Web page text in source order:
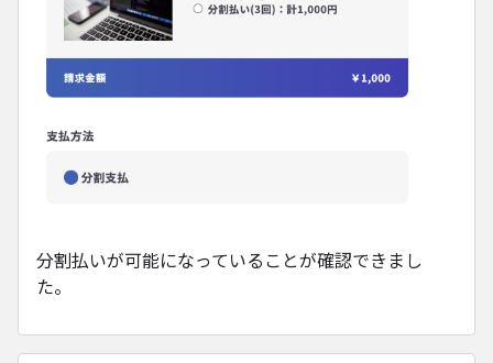
分割払いが可能になっていることが確認できまし
た。